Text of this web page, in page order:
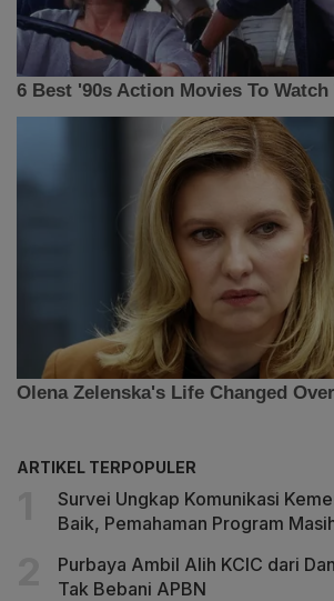
ARTIKEL TERPOPULER
Survei Ungkap Komunikasi
Baik, Pemahaman Program
Purbaya Ambil Alih KCIC dari
Tak Bebani APBN